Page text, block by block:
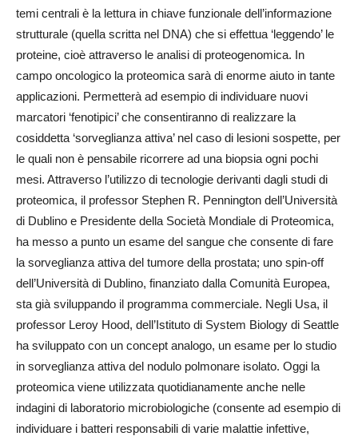
temi centrali è la lettura in chiave funzionale dell’informazione
strutturale (quella scritta nel DNA) che si effettua ‘leggendo’ le
proteine, cioè attraverso le analisi di proteogenomica. In
campo oncologico la proteomica sarà di enorme aiuto in tante
applicazioni. Permetterà ad esempio di individuare nuovi
marcatori ‘fenotipici’ che consentiranno di realizzare la
cosiddetta ‘sorveglianza attiva’ nel caso di lesioni sospette, per
le quali non è pensabile ricorrere ad una biopsia ogni pochi
mesi. Attraverso l’utilizzo di tecnologie derivanti dagli studi di
proteomica, il professor Stephen R. Pennington dell’Università
di Dublino e Presidente della Società Mondiale di Proteomica,
ha messo a punto un esame del sangue che consente di fare
la sorveglianza attiva del tumore della prostata; uno spin-off
dell’Università di Dublino, finanziato dalla Comunità Europea,
sta già sviluppando il programma commerciale. Negli Usa, il
professor Leroy Hood, dell’Istituto di System Biology di Seattle
ha sviluppato con un concept analogo, un esame per lo studio
in sorveglianza attiva del nodulo polmonare isolato. Oggi la
proteomica viene utilizzata quotidianamente anche nelle
indagini di laboratorio microbiologiche (consente ad esempio di
individuare i batteri responsabili di varie malattie infettive,